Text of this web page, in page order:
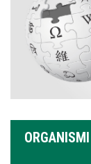
ORGANISMI